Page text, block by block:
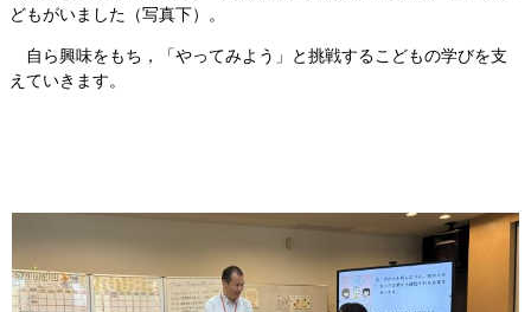
どもがいました（写真下）。
自ら興味をもち，「やってみよう」と挑戦するこどもの学びを支
えていきます。